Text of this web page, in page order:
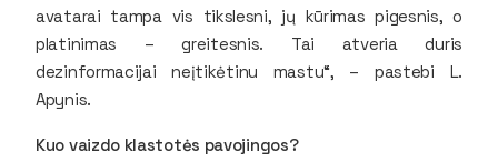
avatarai tampa vis tikslesni, jų kūrimas pigesnis, o
platinimas – greitesnis. Tai atveria duris
dezinformacijai neįtikėtinu mastu“, – pastebi L.
Apynis.
Kuo vaizdo klastotės pavojingos?